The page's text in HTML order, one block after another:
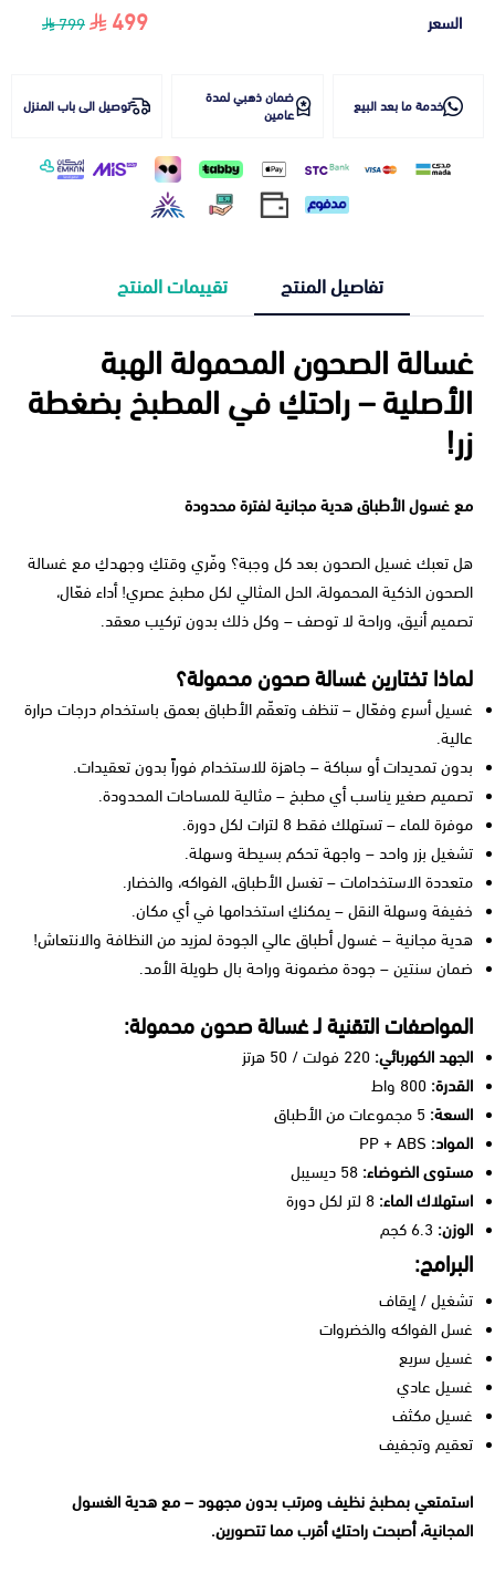
السعر 499
799
خدمة ما بعد البيع
ضمان ذهبي لمدة
عامين
توصيل الى باب المنزل
تفاصيل المنتج تقييمات المنتج
غسالة الصحون المحمولة الهبة
الأصلية – راحتكِ في المطبخ بضغطة
زر!
مع غسول الأطباق هدية مجانية لفترة محدودة
هل تعبك غسيل الصحون بعد كل وجبة؟ وفّري وقتكِ وجهدكِ مع غسالة
الصحون الذكية المحمولة، الحل المثالي لكل مطبخ عصري! أداء فعّال،
تصميم أنيق، وراحة لا توصف – وكل ذلك بدون تركيب معقد.
لماذا تختارين غسالة صحون محمولة؟
غسيل أسرع وفعّال – تنظف وتعقّم الأطباق بعمق باستخدام درجات حرارة
عالية.
بدون تمديدات أو سباكة – جاهزة للاستخدام فوراً بدون تعقيدات.
تصميم صغير يناسب أي مطبخ – مثالية للمساحات المحدودة.
موفرة للماء – تستهلك فقط 8 لترات لكل دورة.
تشغيل بزر واحد – واجهة تحكم بسيطة وسهلة.
متعددة الاستخدامات – تغسل الأطباق، الفواكه، والخضار.
خفيفة وسهلة النقل – يمكنكِ استخدامها في أي مكان.
هدية مجانية – غسول أطباق عالي الجودة لمزيد من النظافة والانتعاش!
ضمان سنتين – جودة مضمونة وراحة بال طويلة الأمد.
المواصفات التقنية لـ غسالة صحون محمولة:
الجهد الكهربائي:
القدرة:
السعة:
المواد: PP + ABS
مستوى الضوضاء: 58 ديسيبل
استهلاك الماء:
الوزن:
البرامج:
تشغيل / إيقاف
غسل الفواكه والخضروات
غسيل سريع
غسيل عادي
غسيل مكثف
تعقيم وتجفيف
استمتعي بمطبخ نظيف ومرتب بدون مجهود – مع هدية الغسول
المجانية، أصبحت راحتكِ أقرب مما تتصورين.